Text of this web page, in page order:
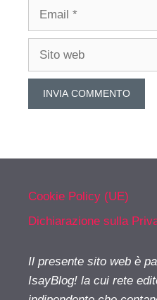
Cookie Policy (UE)
Dichiarazione sulla
Il presente sito web è
IsayBlog! la cui rete